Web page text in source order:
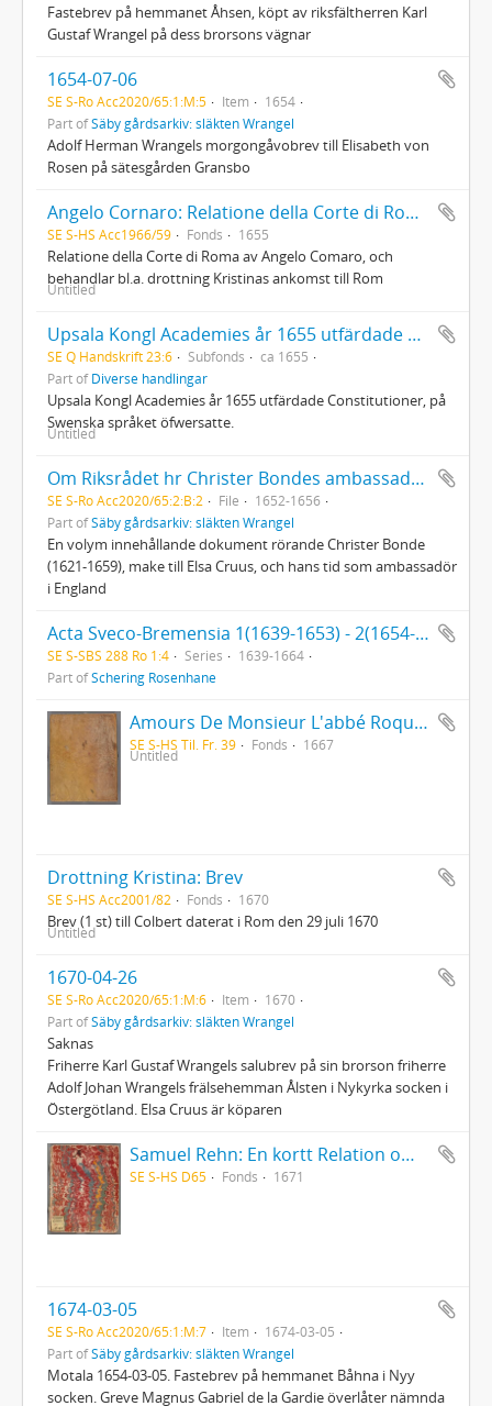
Fastebrev på hemmanet Åhsen, köpt av riksfältherren Karl
Gustaf Wrangel på dess brorsons vägnar
1654-07-06
SE S-Ro Acc2020/65:1:M:5 Item
1654
Part ofSäby gårdsarkiv: släkten Wrangel
Adolf Herman Wrangels morgongåvobrev till Elisabeth von
Rosen på sätesgården Gransbo
Angelo Cornaro: Relatione della Corte di Roma
SE S-HS Acc1966/59 Fonds 1655
Relatione della Corte di Roma av Angelo Comaro, och
behandlar bl.a. drottning Kristinas ankomst till Rom
Untitled
Upsala Kongl Academies år 1655 utfärdade Constitutioner
SE Q Handskrift 23:6 Subfonds
ca 1655
Part ofDiverse handlingar
Upsala Kongl Academies år 1655 utfärdade Constitutioner, på
Swenska språket öfwersatte.
Untitled
Om Riksrådet hr Christer Bondes ambassade till England
SE S-Ro Acc2020/65:2:B:2 File
1652-1656
Part ofSäby gårdsarkiv: släkten Wrangel
En volym innehållande dokument rörande Christer Bonde
(1621-1659), make till Elsa Cruus, och hans tid som ambassadör
i England
Acta Sveco-Bremensia 1(1639-1653) - 2(1654-1664)
SE S-SBS 288 Ro 1:4 Series
1639-1664
Part ofSchering Rosenhane
Amours De Monsieur L'abbé Roquette avec Mademoiselle de Montauzier par Monsieur L'abbé Le Camus 1667
SE S-HS Til. Fr. 39 Fonds 1667
Untitled
Drottning Kristina: Brev
SE S-HS Acc2001/82 Fonds 1670
Brev (1 st) till Colbert daterat i Rom den 29 juli 1670
Untitled
1670-04-26
SE S-Ro Acc2020/65:1:M:6 Item
1670
Part ofSäby gårdsarkiv: släkten Wrangel
Saknas
Friherre Karl Gustaf Wrangels salubrev på sin brorson friherre
Adolf Johan Wrangels frälsehemman Ålsten i Nykyrka socken i
Östergötland. Elsa Cruus är köparen
Samuel Rehn: En kortt Relation om Lapparnes lefwarne och sedher, wijdskiepellser, sampt i många stycken grofwe wildfarellser
SE S-HS D65 Fonds 1671
1674-03-05
SE S-Ro Acc2020/65:1:M:7 Item
1674-03-05
Part ofSäby gårdsarkiv: släkten Wrangel
Motala 1654-03-05. Fastebrev på hemmanet Båhna i Nyy
socken. Greve Magnus Gabriel de la Gardie överlåter nämnda